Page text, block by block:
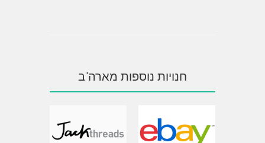
חנויות נוספות מארה"ב